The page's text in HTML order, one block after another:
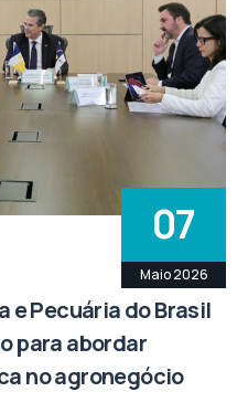
07
Maio 2026
Pecuária do Brasil
para abordar
no agronegócio